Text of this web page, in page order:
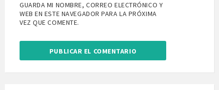
GUARDA MI NOMBRE, CORREO ELECTRÓNICO Y
WEB EN ESTE NAVEGADOR PARA LA PRÓXIMA
VEZ QUE COMENTE.